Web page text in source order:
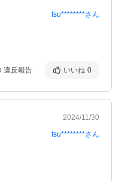
tsu********さん
違反報告 いいね 0
2024/11/30
tsu********さん